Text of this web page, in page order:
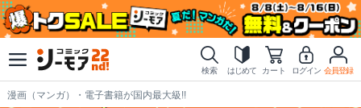
検索 はじめて カート ログイン 会員登録
漫画（マンガ）・電子書籍が国内最大級!!